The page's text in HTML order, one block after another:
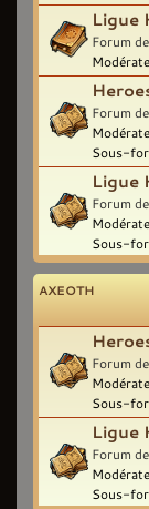
Ligue
Forum
Forum
Sous-
Ligue
Forum
Sous-
AXEOTH
Forum
Sous-
Ligue
Forum
Sous-